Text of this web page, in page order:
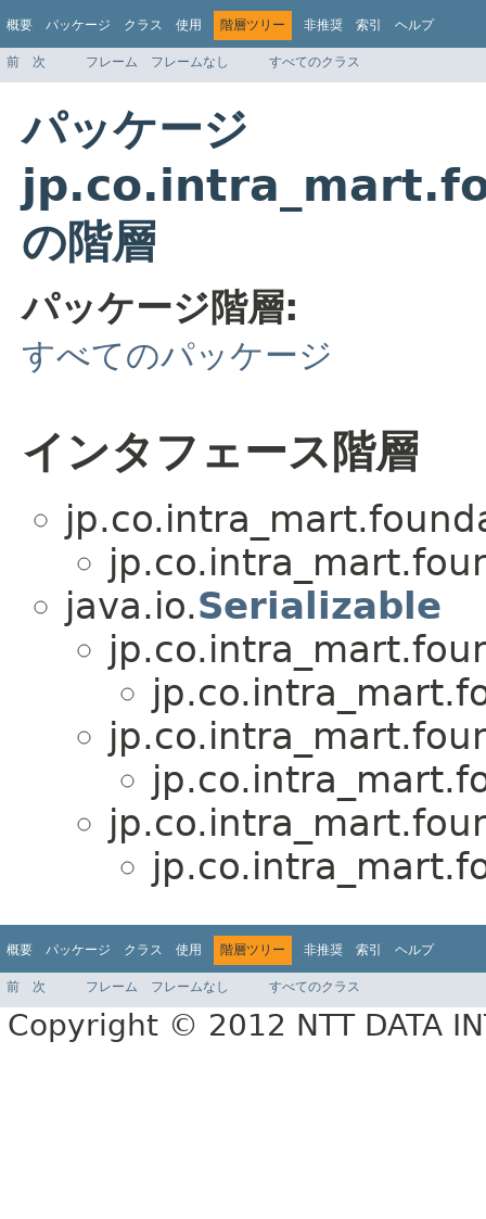
概要 パッケージ クラス 使用 階層ツリー 非推奨 索引 ヘルプ
前 次 フレーム フレームなし すべてのクラス
パッケージ
の階層
パッケージ階層:
すべてのパッケージ
インタフェース階層
java.io.Serializable
概要 パッケージ クラス 使用 階層ツリー 非推奨 索引 ヘルプ
前 次 フレーム フレームなし すべてのクラス
Copyright © 2012 NTT DATA